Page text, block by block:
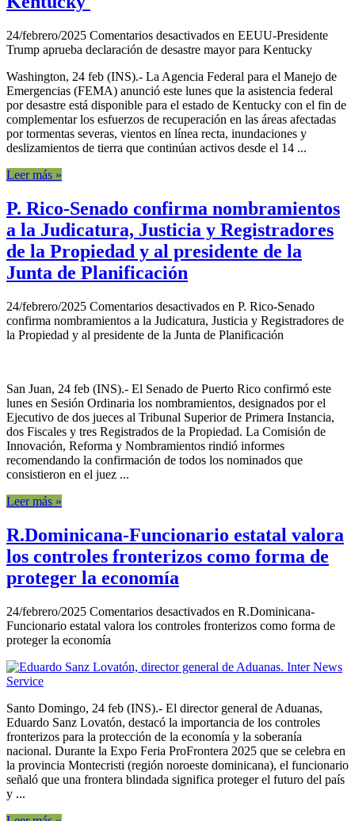
24/febrero/2025 Comentarios desactivados en EEUU-Presidente
Trump aprueba declaración de desastre mayor para Kentucky
Washington, 24 feb (INS).- La Agencia Federal para el Manejo de
Emergencias (FEMA) anunció este lunes que la asistencia federal
por desastre está disponible para el estado de Kentucky con el fin de
complementar los esfuerzos de recuperación en las áreas afectadas
por tormentas severas, vientos en línea recta, inundaciones y
deslizamientos de tierra que continúan activos desde el 14 ...
Leer más »
P. Rico-Senado confirma nombramientos
a la Judicatura, Justicia y Registradores
de la Propiedad y al presidente de la
Junta de Planificación
24/febrero/2025 Comentarios desactivados en P. Rico-Senado
confirma nombramientos a la Judicatura, Justicia y Registradores de
la Propiedad y al presidente de la Junta de Planificación
San Juan, 24 feb (INS).- El Senado de Puerto Rico confirmó este
lunes en Sesión Ordinaria los nombramientos, designados por el
Ejecutivo de dos jueces al Tribunal Superior de Primera Instancia,
dos Fiscales y tres Registrados de la Propiedad. La Comisión de
Innovación, Reforma y Nombramientos rindió informes
recomendando la confirmación de todos los nominados que
consistieron en el juez ...
Leer más »
R.Dominicana-Funcionario estatal valora
los controles fronterizos como forma de
proteger la economía
24/febrero/2025 Comentarios desactivados en R.Dominicana-
Funcionario estatal valora los controles fronterizos como forma de
proteger la economía
Santo Domingo, 24 feb (INS).- El director general de Aduanas,
Eduardo Sanz Lovatón, destacó la importancia de los controles
fronterizos para la protección de la economía y la soberanía
nacional. Durante la Expo Feria ProFrontera 2025 que se celebra en
la provincia Montecristi (región noroeste dominicana), el funcionario
señaló que una frontera blindada significa proteger el futuro del país
y ...